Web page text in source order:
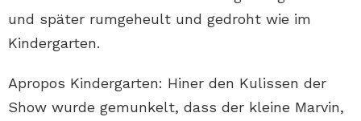
und später rumgeheult und gedroht wie im
Kindergarten.
Apropos Kindergarten: Hiner den Kulissen der
Show wurde gemunkelt, dass der kleine Marvin,